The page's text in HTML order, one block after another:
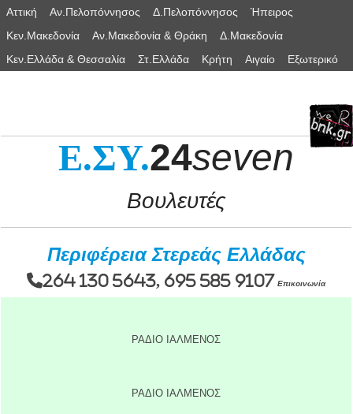
Αττική Αν.Πελοπόννησος Δ.Πελοπόννησος
Ήπειρος
Κεν.Μακεδονία
Αν.Μακεδονία & Θράκη
Δ.Μακεδονία
Κεν.Ελλάδα & Θεσσαλία
Στ.Ελλάδα Κρήτη Αιγαίο Εξωτερικό
Ε.ΣΥ.24seven
Βουλευτές
Περιφέρεια Στερεάς Ελλάδας
264 130 5643, 695 585 9107 Επικοινωνία
ΡΑΔΙΟ ΙΑΛΜΕΝΟΣ
ΡΑΔΙΟ ΙΑΛΜΕΝΟΣ